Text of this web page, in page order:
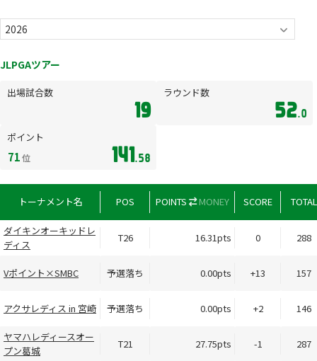
JLPGAツアー
出場試合数
19
ラウンド数
52.0
ポイント
141.58
71位
トーナメント名 POS POINTS MONEY SCORE TOTAL
ダイキンオーキッドレ
ディス
T26 16.31pts 0 288
Vポイント×SMBC 予選落ち 0.00pts +13 157
アクサレディス in 宮崎 予選落ち 0.00pts +2 146
ヤマハレディースオー
プン葛城
T21 27.75pts -1 287